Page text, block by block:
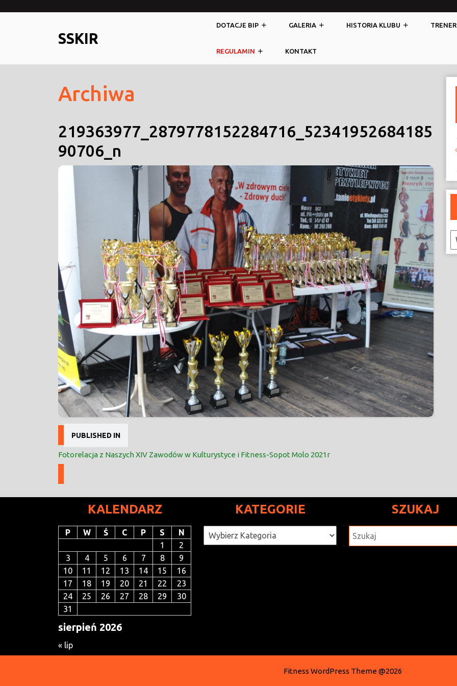
SSKIR
DOTACJE BIP GALERIA HISTORIA KLUBU
REGULAMIN KONTAKT
Archiwa
219363977_2879778152284716_52341952684185
90706_n
Nawigacja
wpisu
PUBLISHED IN
Fotorelacja z Naszych XIV Zawodów w Kulturystyce i Fitness-Sopot Molo 2021r
KALENDARZ
sierpień 2026
P W Ś C P S
N
1
2
3
4 5 6 7 8
9
10
11 12 13 14 15
16
17
18 19 20 21 22
23
24
25 26 27 28 29
30
31
« lip
KATEGORIE
Kategorie
SZUKAJ
Fitness WordPress Theme@2026